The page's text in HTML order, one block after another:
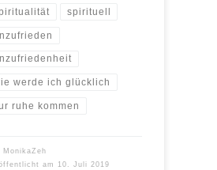
spirituell
werde ich glücklich
ruhe kommen
MonikaZeh
am 10. Juli 2019